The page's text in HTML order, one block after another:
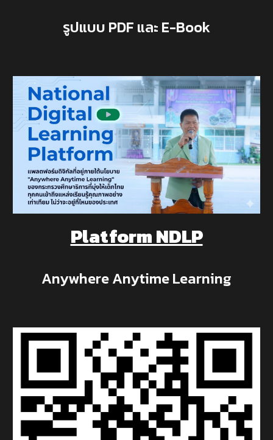
รูปแบบ PDF และ E-Book
Platform NDLP
Anywhere Anytime Learning